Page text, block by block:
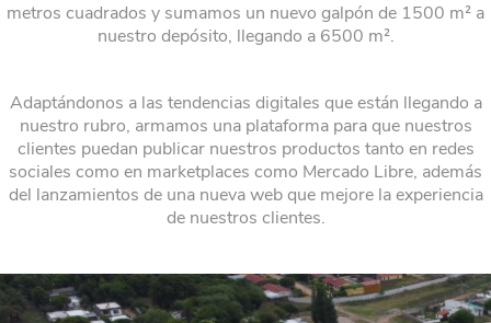
metros cuadrados y sumamos un nuevo galpón de 1500 m² a
nuestro depósito, llegando a 6500 m².
Adaptándonos a las tendencias digitales que están llegando a
nuestro rubro, armamos una plataforma para que nuestros
clientes puedan publicar nuestros productos tanto en redes
sociales como en marketplaces como Mercado Libre, además
del lanzamientos de una nueva web que mejore la experiencia
de nuestros clientes.